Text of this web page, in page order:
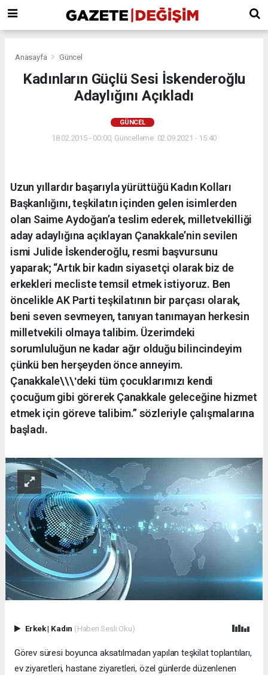
Anasayfa Güncel
Kadınların Güçlü Sesi İskenderoğlu
Adaylığını Açıkladı
GÜNCEL
18.02.2015 - 00:00, Güncelleme: 02.09.2021 - 15:40
Uzun yıllardır başarıyla yürüttüğü Kadın Kolları
Başkanlığını, teşkilatın içinden gelen isimlerden
olan Saime Aydoğan’a teslim ederek, milletvekilliği
aday adaylığına açıklayan Çanakkale’nin sevilen
ismi Julide İskenderoğlu, resmi başvursunu
yaparak; “Artık bir kadın siyasetçi olarak biz de
erkekleri mecliste temsil etmek istiyoruz. Ben
öncelikle AK Parti teşkilatının bir parçası olarak,
beni seven sevmeyen, tanıyan tanımayan herkesin
milletvekili olmaya talibim. Üzerimdeki
sorumluluğun ne kadar ağır olduğu bilincindeyim
çünkü ben herşeyden önce anneyim.
Çanakkale\\\ʹdeki tüm çocuklarımızı kendi
çocuğum gibi görerek Çanakkale geleceğine hizmet
etmek için göreve talibim.” sözleriyle çalışmalarına
başladı.
Erkek| Kadın (Haberi Sesli Oku)
Görev süresi boyunca aksatılmadan yapılan teşkilat toplantıları,
ev ziyaretleri, hastane ziyaretleri, özel günlerde düzenlenen